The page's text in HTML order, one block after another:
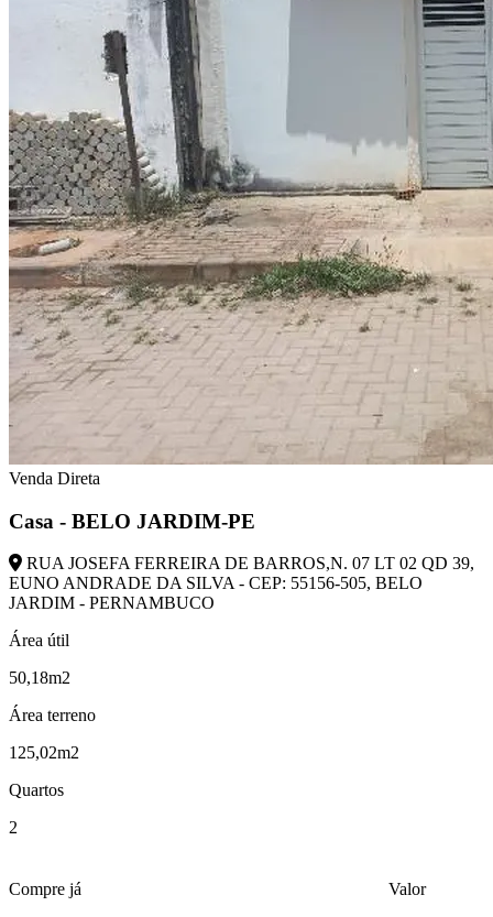
Venda Direta
Casa - BELO JARDIM-PE
RUA JOSEFA FERREIRA DE BARROS,N. 07 LT 02 QD 39,
EUNO ANDRADE DA SILVA - CEP: 55156-505, BELO
JARDIM - PERNAMBUCO
Área útil
50,18m2
Área terreno
125,02m2
Quartos
2
Compre já
Valor